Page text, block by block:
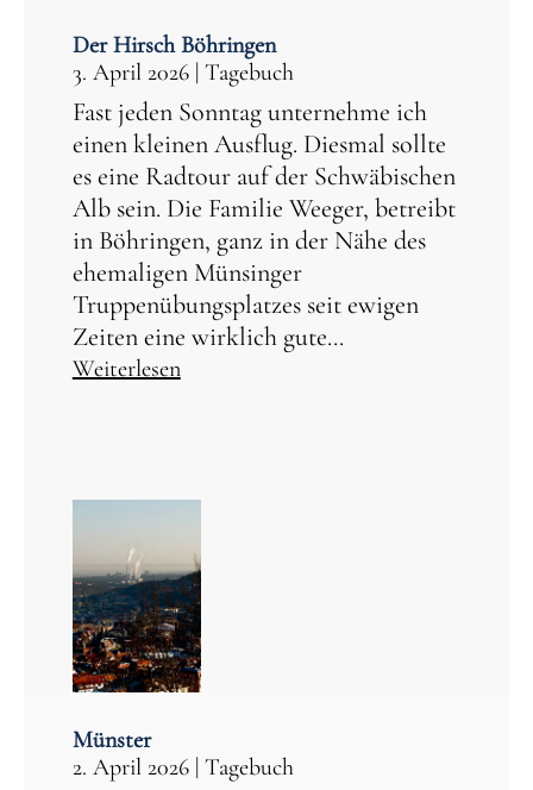
Der Hirsch Böhringen
3. April 2026| Tagebuch
Fast jeden Sonntag unternehme ich
einen kleinen Ausflug. Diesmal sollte
es eine Radtour auf der Schwäbischen
Alb sein. Die Familie Weeger, betreibt
in Böhringen, ganz in der Nähe des
ehemaligen Münsinger
Truppenübungsplatzes seit ewigen
Zeiten eine wirklich gute...
Weiterlesen
Münster
2. April 2026| Tagebuch